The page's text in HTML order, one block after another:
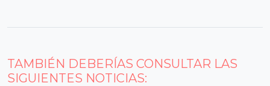
TAMBIÉN DEBERÍAS CONSULTAR LAS
SIGUIENTES NOTICIAS: